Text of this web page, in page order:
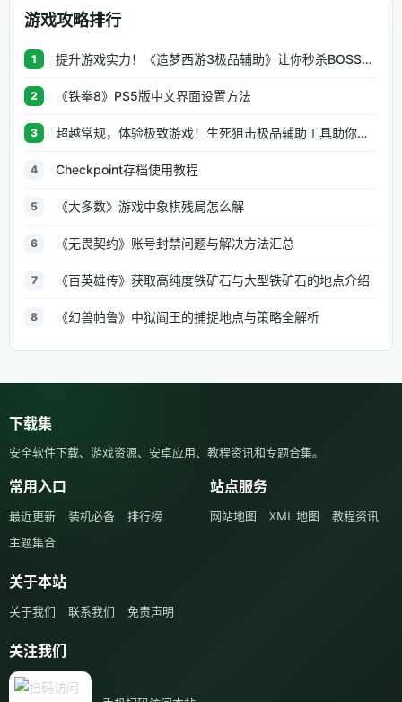
游戏攻略排行
1 提升游戏实力！《造梦西游3极品辅助》让你秒杀BOSS、逆天属性一键修改
2 《铁拳8》PS5版中文界面设置方法
3 超越常规，体验极致游戏！生死狙击极品辅助工具助你无往不利
4 Checkpoint存档使用教程
5 《大多数》游戏中象棋残局怎么解
6 《无畏契约》账号封禁问题与解决方法汇总
7 《百英雄传》获取高纯度铁矿石与大型铁矿石的地点介绍
8 《幻兽帕鲁》中狱阎王的捕捉地点与策略全解析
下载集
安全软件下载、游戏资源、安卓应用、教程资讯和专题合集。
常用入口
最近更新 装机必备
排行榜
主题集合
站点服务
网站地图 XML 地图 教程资讯
关于本站
关于我们 联系我们 免责声明
关注我们